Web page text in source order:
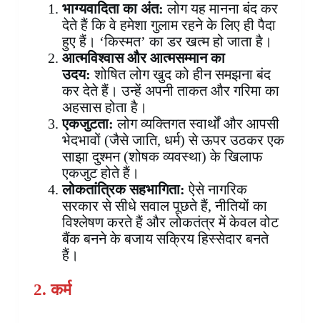
भाग्यवादिता का अंत: लोग यह मानना बंद कर
देते हैं कि वे हमेशा गुलाम रहने के लिए ही पैदा
हुए हैं। ‘किस्मत’ का डर खत्म हो जाता है।
आत्मविश्वास और आत्मसम्मान का
उदय: शोषित लोग खुद को हीन समझना बंद
कर देते हैं। उन्हें अपनी ताकत और गरिमा का
अहसास होता है।
एकजुटता: लोग व्यक्तिगत स्वार्थों और आपसी
भेदभावों (जैसे जाति, धर्म) से ऊपर उठकर एक
साझा दुश्मन (शोषक व्यवस्था) के खिलाफ
एकजुट होते हैं।
लोकतांत्रिक सहभागिता: ऐसे नागरिक
सरकार से सीधे सवाल पूछते हैं, नीतियों का
विश्लेषण करते हैं और लोकतंत्र में केवल वोट
बैंक बनने के बजाय सक्रिय हिस्सेदार बनते
हैं।
2. कर्म